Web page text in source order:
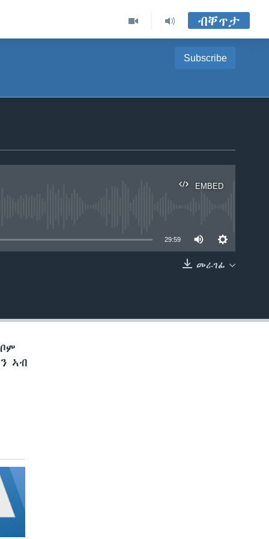
ብቐጥታ
Subscribe
EMBED
29:59
መራገፊ
ኣብ